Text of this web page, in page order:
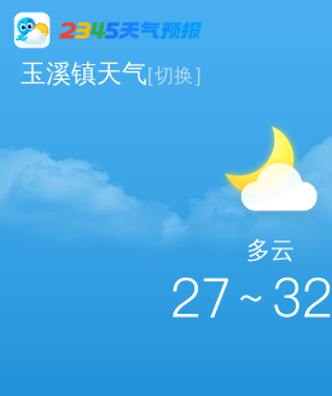
玉溪镇天气[切换]
多云
27 ~ 32